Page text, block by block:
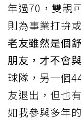
年過70，雙親
則為事業打拚
老友雖然是個
朋友，才不會
球隊，另一個
友退出，但也
如我參與多年